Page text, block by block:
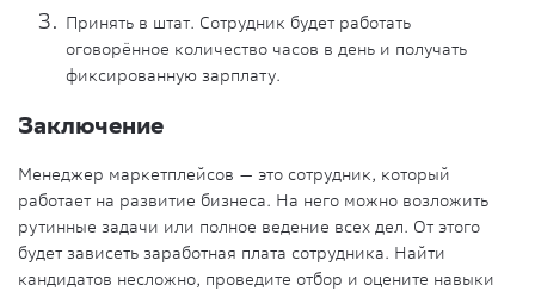
Принять в штат. Сотрудник будет работать
оговорённое количество часов в день и получать
фиксированную зарплату.
Заключение
Менеджер маркетплейсов — это сотрудник, который
работает на развитие бизнеса. На него можно возложить
рутинные задачи или полное ведение всех дел. От этого
будет зависеть заработная плата сотрудника. Найти
кандидатов несложно, проведите отбор и оцените навыки